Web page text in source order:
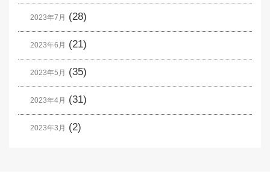
2023年7月 (28)
2023年6月 (21)
2023年5月 (35)
2023年4月 (31)
2023年3月 (2)